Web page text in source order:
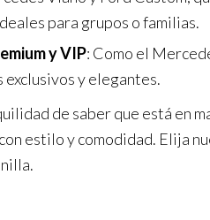
para grupos o familias.
y VIP: Como el
exclusivos y elegantes.
de saber que está en
estilo y comodidad. Elija